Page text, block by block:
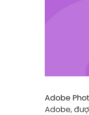
Adobe
Adobe,